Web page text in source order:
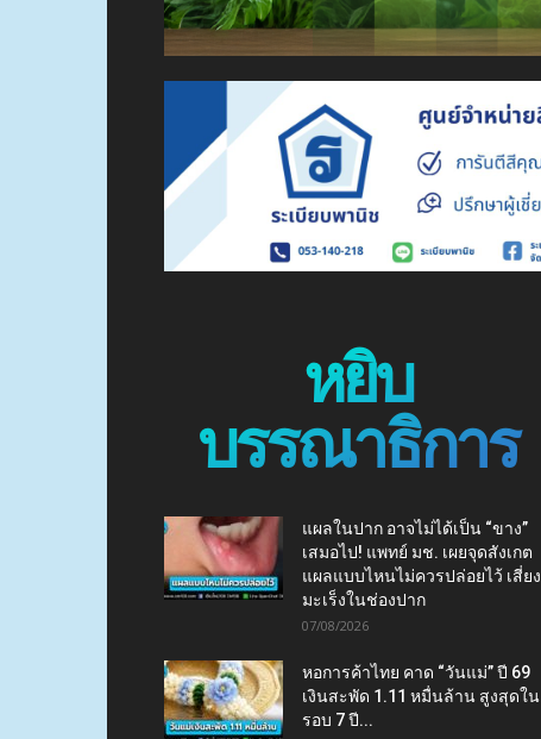
หยิบ
บรรณาธิการ
แผลในปาก อาจไม่ได้เป็น “ขาง”
เสมอไป! แพทย์ มช. เผยจุดสังเกต
แผลแบบไหนไม่ควรปล่อยไว้ เสี่ยง
มะเร็งในช่องปาก
07/08/2026
หอการค้าไทย คาด “วันแม่” ปี 69
เงินสะพัด 1.11 หมื่นล้าน สูงสุดใน
รอบ 7 ปี...